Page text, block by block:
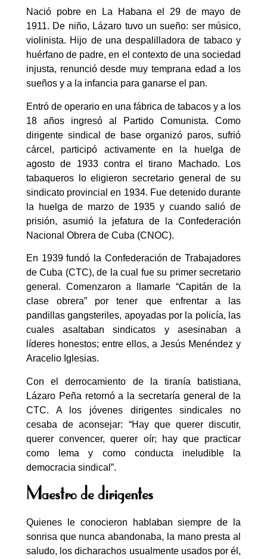
Nació pobre en La Habana el 29 de mayo de
1911. De niño, Lázaro tuvo un sueño: ser músico,
violinista. Hijo de una despalilladora de tabaco y
huérfano de padre, en el contexto de una sociedad
injusta, renunció desde muy temprana edad a los
sueños y a la infancia para ganarse el pan.
Entró de operario en una fábrica de tabacos y a los
18 años ingresó al Partido Comunista. Como
dirigente sindical de base organizó paros, sufrió
cárcel, participó activamente en la huelga de
agosto de 1933 contra el tirano Machado. Los
tabaqueros lo eligieron secretario general de su
sindicato provincial en 1934. Fue detenido durante
la huelga de marzo de 1935 y cuando salió de
prisión, asumió la jefatura de la Confederación
Nacional Obrera de Cuba (CNOC).
En 1939 fundó la Confederación de Trabajadores
de Cuba (CTC), de la cual fue su primer secretario
general. Comenzaron a llamarle “Capitán de la
clase obrera” por tener que enfrentar a las
pandillas gangsteriles, apoyadas por la policía, las
cuales asaltaban sindicatos y asesinaban a
líderes honestos; entre ellos, a Jesús Menéndez y
Aracelio Iglesias.
Con el derrocamiento de la tiranía batistiana,
Lázaro Peña retornó a la secretaría general de la
CTC. A los jóvenes dirigentes sindicales no
cesaba de aconsejar: “Hay que querer discutir,
querer convencer, querer oír; hay que practicar
como lema y como conducta ineludible la
democracia sindical”.
Maestro de dirigentes
Quienes le conocieron hablaban siempre de la
sonrisa que nunca abandonaba, la mano presta al
saludo, los dicharachos usualmente usados por él,